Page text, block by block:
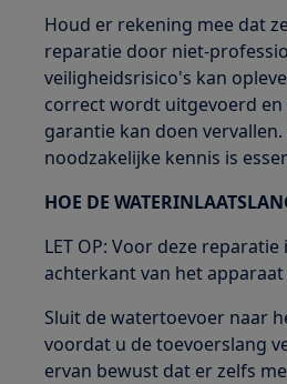
Houd er rekening mee dat
reparatie door niet-
veiligheidsrisico's kan
correct wordt uitgevoerd
garantie kan doen
noodzakelijke kennis is
HOE DE
LET OP: Voor deze
achterkant van het apparaat
Sluit de watertoevoer naar
voordat u de toevoerslang
ervan bewust dat er zelfs